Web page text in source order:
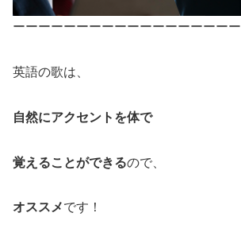
ーーーーーーーーーーーーーーーーーー
英語の歌は、
自然にアクセントを体で
覚えることができるので、
オススメです！